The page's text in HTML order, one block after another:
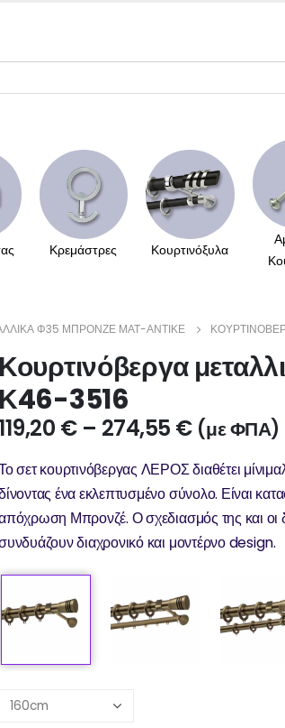
Κρεμάστρες Κουρτινόξυλα
Φ35 ΜΠΡΟΝΖΈ ΜΆΤ-ΑΝΤΙΚΈ
Κουρτινόβεργα
Κ46-3516
€ – 274,55 € (με ΦΠΑ)
σετ κουρτινόβεργας ΛΕΡΟΣ διαθέτει
ένα εκλεπτυσμένο σύνολο. Είναι
Μπρονζέ. Ο σχεδιασμός της και οι
διαχρονικό και μοντέρνο design.